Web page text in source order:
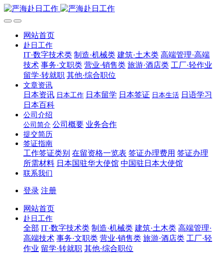
网站首页
赴日工作
IT·数字技术类 制造·机械类 建筑·土木类 高端管理·高端
技术 事务·文职类 营业·销售类 旅游·酒店类 工厂·轻作业
留学·转就职 其他·综合职位
文章资讯
日本资讯 日本工作 日本留学 日本签证 日本生活 日语学习
日本百科
公司介绍
公司简介 公司概要 业务合作
提交简历
签证指南
工作签证类别 在留资格一览表 签证办理费用 签证办理
所需材料 日本国驻华大使馆 中国驻日本大使馆
联系我们
登录 注册
网站首页
赴日工作
全部 IT·数字技术类 制造·机械类 建筑·土木类 高端管理·
高端技术 事务·文职类 营业·销售类 旅游·酒店类 工厂·轻
作业 留学·转就职 其他·综合职位